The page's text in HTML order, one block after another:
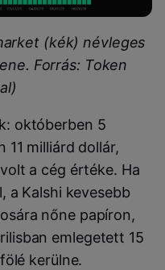
(kék) névleges
Forrás: Token
októberben 5
11 milliárd dollár,
a cég értéke. Ha
a Kalshi kevesebb
nőne papíron,
emlegetett 15
kerülne.